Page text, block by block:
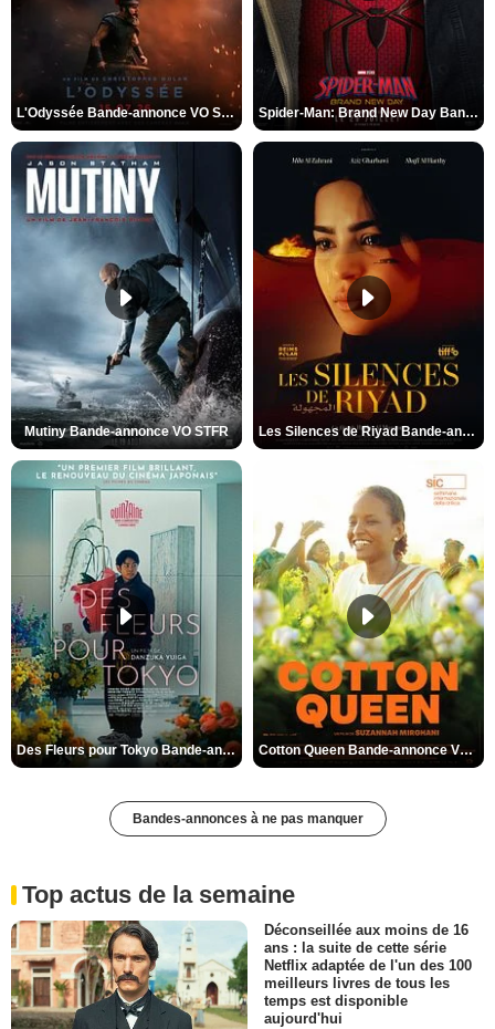
L'Odyssée Bande-annonce VO STFR Spider-Man: Brand New Day Bande-annonce VO STFR
Mutiny Bande-annonce VO STFR Les Silences de Riyad Bande-annonce VO STFR
Des Fleurs pour Tokyo Bande-annonce VO STFR Cotton Queen Bande-annonce VO STFR
Bandes-annonces à ne pas manquer
Top actus de la semaine
Déconseillée aux moins de 16
ans : la suite de cette série
Netflix adaptée de l'un des 100
meilleurs livres de tous les
temps est disponible
aujourd'hui